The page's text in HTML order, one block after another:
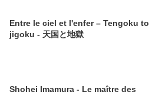
Entre le ciel et l'enfer – Tengoku to
jigoku - 天国と地獄
Shohei Imamura - Le maître des